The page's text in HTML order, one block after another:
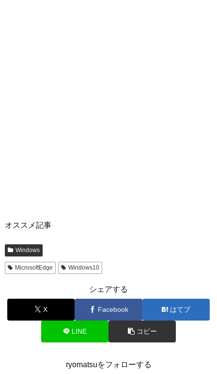
オススメ記事
Windows
MicrosoftEdge Windows10
シェアする
X Facebook はてブ
LINE コピー
ryomatsuをフォローする